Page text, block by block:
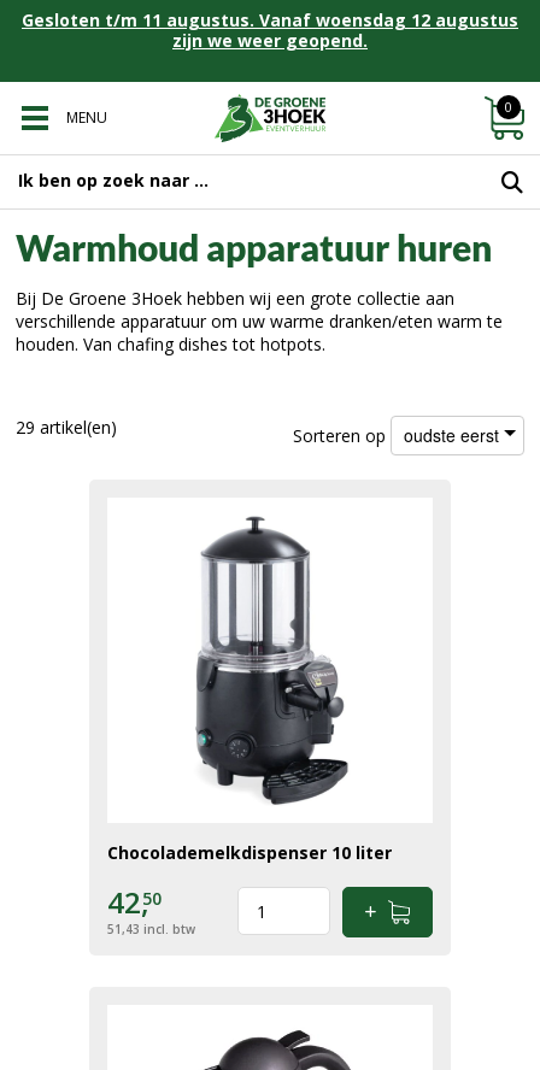
Gesloten t/m 11 augustus. Vanaf woensdag 12 augustus
zijn we weer geopend.
MENU
0
Warmhoud apparatuur huren
Bij De Groene 3Hoek hebben wij een grote collectie aan
verschillende apparatuur om uw warme dranken/eten warm te
houden. Van chafing dishes tot hotpots.
Sorteren op oudste eerst
29 artikel(en)
Chocolademelkdispenser 10 liter
42,50
51,43 incl. btw